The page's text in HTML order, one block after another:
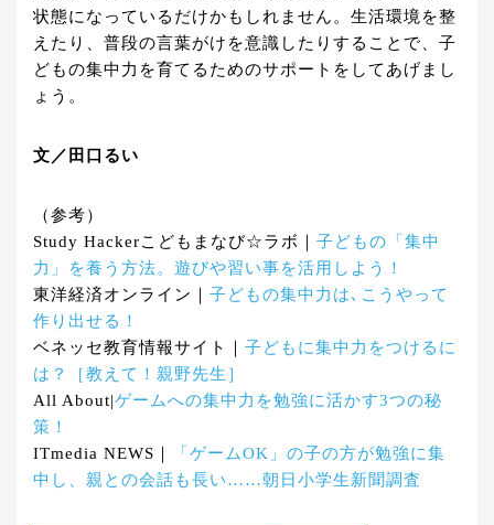
状態になっているだけかもしれません。生活環境を整
えたり、普段の言葉がけを意識したりすることで、子
どもの集中力を育てるためのサポートをしてあげまし
ょう。
文／田口るい
（参考）
Study Hackerこどもまなび☆ラボ｜ 子どもの「集中
力」を養う方法。遊びや習い事を活用しよう！
東洋経済オンライン｜ 子どもの集中力は､こうやって
作り出せる！
ベネッセ教育情報サイト｜ 子どもに集中力をつけるに
は？［教えて！親野先生］
All About|ゲームへの集中力を勉強に活かす3つの秘
策！
ITmedia NEWS｜
「ゲームOK」の子の方が勉強に集
中し、親との会話も長い……朝日小学生新聞調査